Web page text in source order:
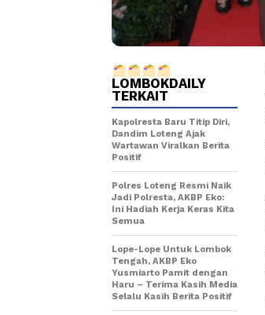
LOMBOKDAILY
TERKAIT
Kapolresta Baru Titip Diri,
Dandim Loteng Ajak
Wartawan Viralkan Berita
Positif
Polres Loteng Resmi Naik
Jadi Polresta, AKBP Eko:
Ini Hadiah Kerja Keras Kita
Semua
Lope-Lope Untuk Lombok
Tengah, AKBP Eko
Yusmiarto Pamit dengan
Haru – Terima Kasih Media
Selalu Kasih Berita Positif